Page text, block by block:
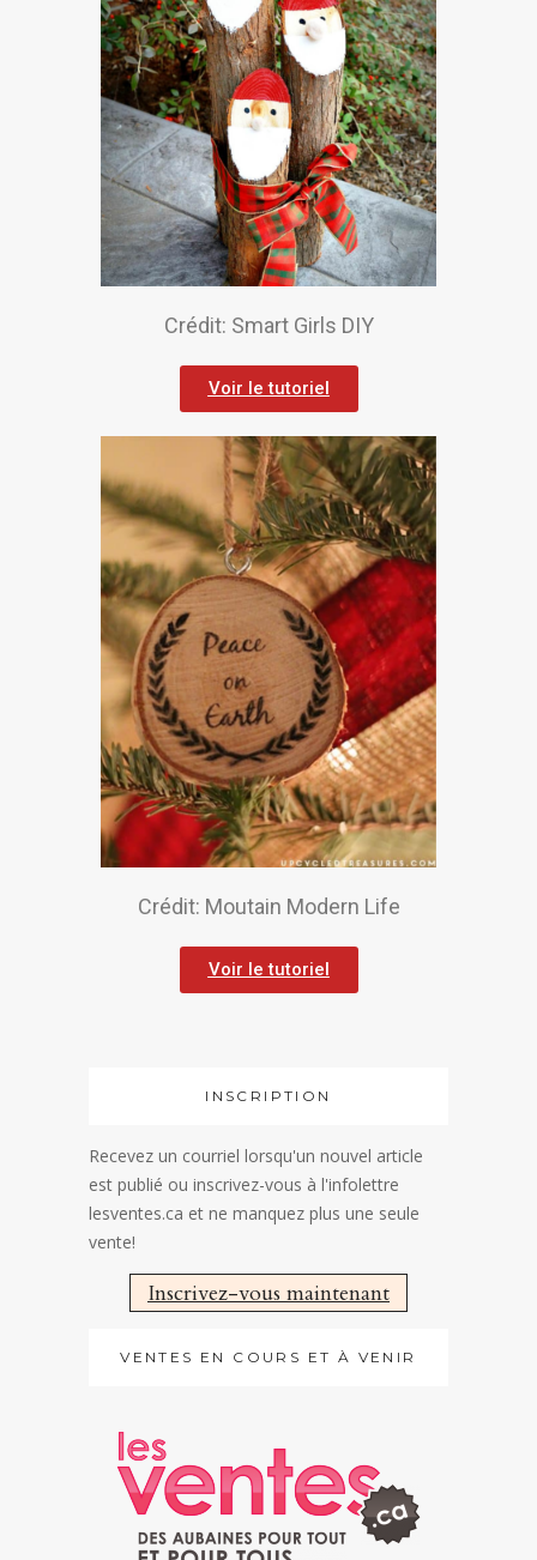
Crédit: Smart Girls DIY
Voir le tutoriel
Crédit: Moutain Modern Life
Voir le tutoriel
INSCRIPTION
Recevez un courriel lorsqu'un nouvel article
est publié ou inscrivez-vous à l'infolettre
lesventes.ca et ne manquez plus une seule
vente!
Inscrivez-vous maintenant
VENTES EN COURS ET À VENIR